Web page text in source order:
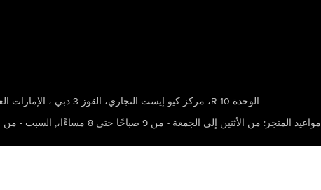
الوحدة R-10، مركز كيو إيست التجاري، القوز 3 دبي ، الإمارات العربية المتحدة 502626
مواعيد المتجر : من الأثنين إلى الجمعة - من 9 صباحًا حتى 8 مساءًا، , السبت - من 10 صباحًا حتى 8 مساءًا،